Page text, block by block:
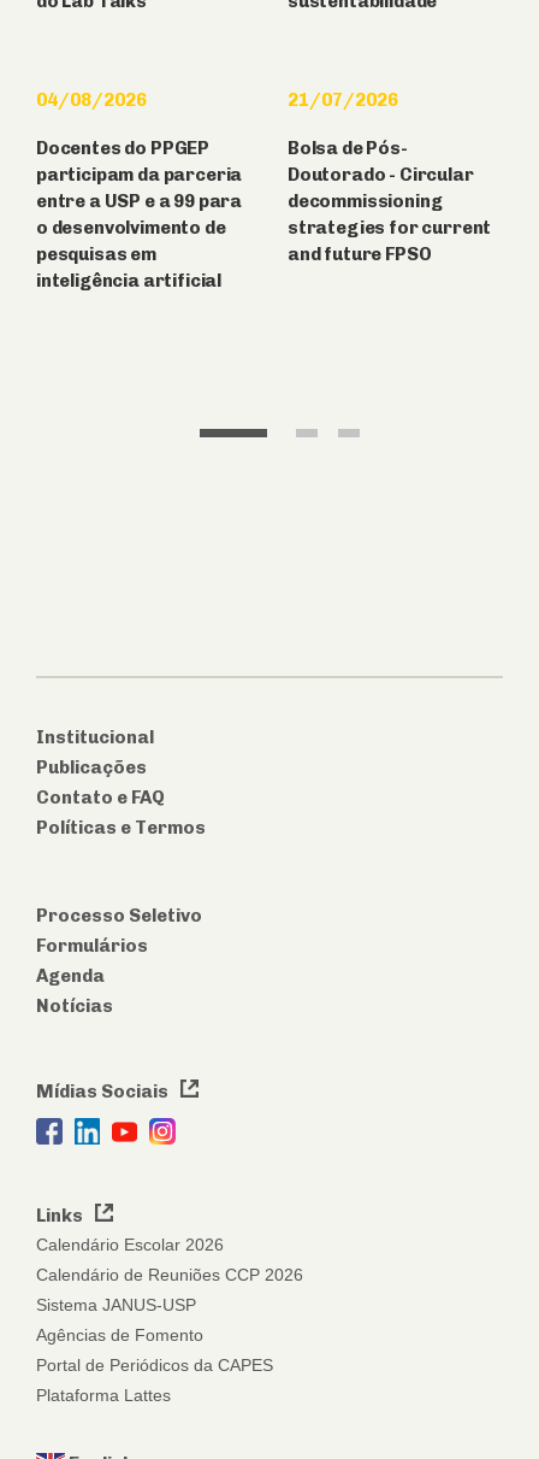
04/08/2026
Docentes do PPGEP
participam da parceria
entre a USP e a 99 para
o desenvolvimento de
pesquisas em
inteligência artificial
21/07/2026
Bolsa de Pós-
Doutorado - Circular
decommissioning
strategies for current
and future FPSO
1 2 3
Institucional
Publicações
Contato e FAQ
Políticas e Termos
Processo Seletivo
Formulários
Agenda
Notícias
Mídias Sociais
Links
Calendário Escolar 2026
Calendário de Reuniões CCP 2026
Sistema JANUS-USP
Agências de Fomento
Portal de Periódicos da CAPES
Plataforma Lattes